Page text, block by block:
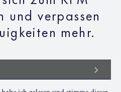
und verpassen
mehr.